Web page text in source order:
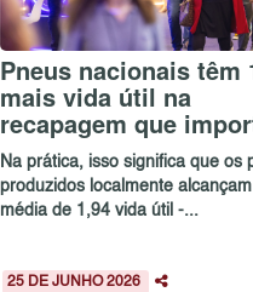
Pneus nacionais têm
mais vida útil na
recapagem que
Na prática, isso significa que os
produzidos localmente
média de 1,94 vida útil -...
25 DE JUNHO 2026